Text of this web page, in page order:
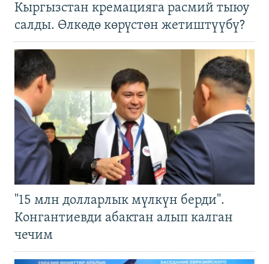
Кыргызстан кремацияга расмий тыюу
салды. Өлкөдө көрүстөн жетиштүүбү?
"15 млн долларлык мүлкүн берди".
Конгантиевди абактан алып калган
чечим